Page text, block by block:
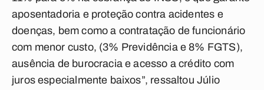
aposentadoria e proteção contra acidentes e
doenças, bem como a contratação de funcionário
com menor custo, (3% Previdência e 8% FGTS),
ausência de burocracia e acesso a crédito com
juros especialmente baixos”, ressaltou Júlio